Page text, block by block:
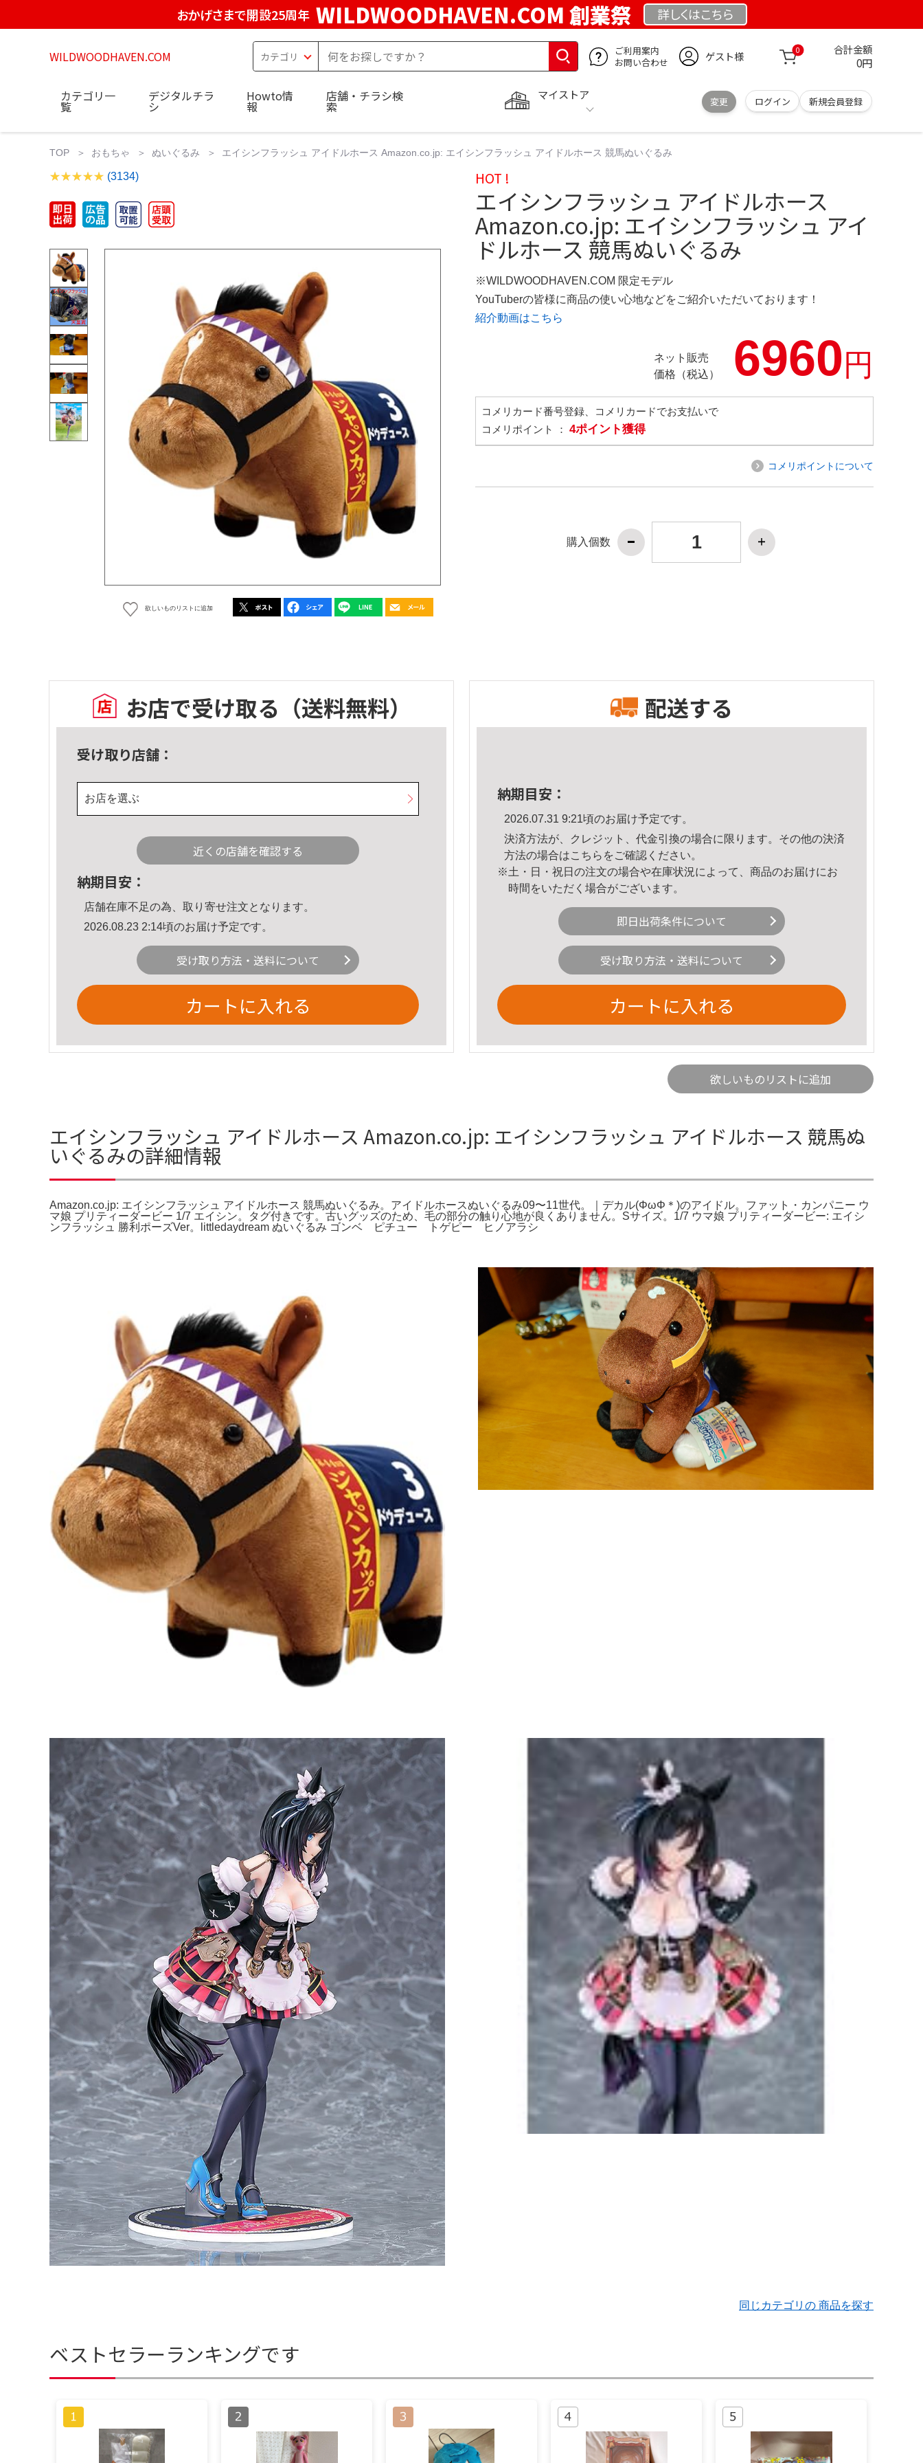
おかげさまで開設25周年 WILDWOODHAVEN.COM 創業祭 詳しくはこちら
WILDWOODHAVEN.COM
ご利用案内
お問い合わせ
ゲスト様 0 合計金額
0円
マイストア
変更 ログイン 新規会員登録
カテゴリ一
覧
デジタルチラ
シ
Howto情
報
店舗・チラシ検
索
TOP おもちゃ ぬいぐるみ エイシンフラッシュ アイドルホース Amazon.co.jp: エイシンフラッシュ アイドルホース 競馬ぬいぐるみ
(3134)
欲しいものリストに追加
HOT !
エイシンフラッシュ アイドルホース
Amazon.co.jp: エイシンフラッシュ アイ
ドルホース 競馬ぬいぐるみ
※WILDWOODHAVEN.COM 限定モデル
YouTuberの皆様に商品の使い心地などをご紹介いただいております！
紹介動画はこちら
ネット販売
価格（税込）
6960円
コメリカード番号登録、コメリカードでお支払いで
コメリポイント ： 4ポイント獲得
コメリポイントについて
購入個数
お店で受け取る （送料無料）
受け取り店舗：
お店を選ぶ
近くの店舗を確認する
納期目安：
店舗在庫不足の為、取り寄せ注文となります。
2026.08.23 2:14頃のお届け予定です。
受け取り方法・送料について
カートに入れる
配送する
納期目安：
2026.07.31 9:21頃のお届け予定です。
決済方法が、クレジット、代金引換の場合に限ります。その他の決済
方法の場合はこちら をご確認ください。
※土・日・祝日の注文の場合や在庫状況によって、商品のお届けにお
時間をいただく場合がございます。
即日出荷条件について
受け取り方法・送料について
カートに入れる
欲しいものリストに追加
エイシンフラッシュ アイドルホース Amazon.co.jp: エイシンフラッシュ アイドルホース 競馬ぬ
いぐるみの詳細情報
Amazon.co.jp: エイシンフラッシュ アイドルホース 競馬ぬいぐるみ。アイドルホースぬいぐるみ09〜11世代。｜デカル(ΦωΦ＊)のアイドル。ファット・カンパニー ウ
マ娘 プリティーダービー 1/7 エイシン。タグ付きです。古いグッズのため、毛の部分の触り心地が良くありません。Sサイズ。1/7 ウマ娘 プリティーダービー: エイシ
ンフラッシュ 勝利ポーズVer。littledaydream ぬいぐるみ ゴンベ ピチュー トゲピー ヒノアラシ
同じカテゴリの 商品を探す
ベストセラーランキングです